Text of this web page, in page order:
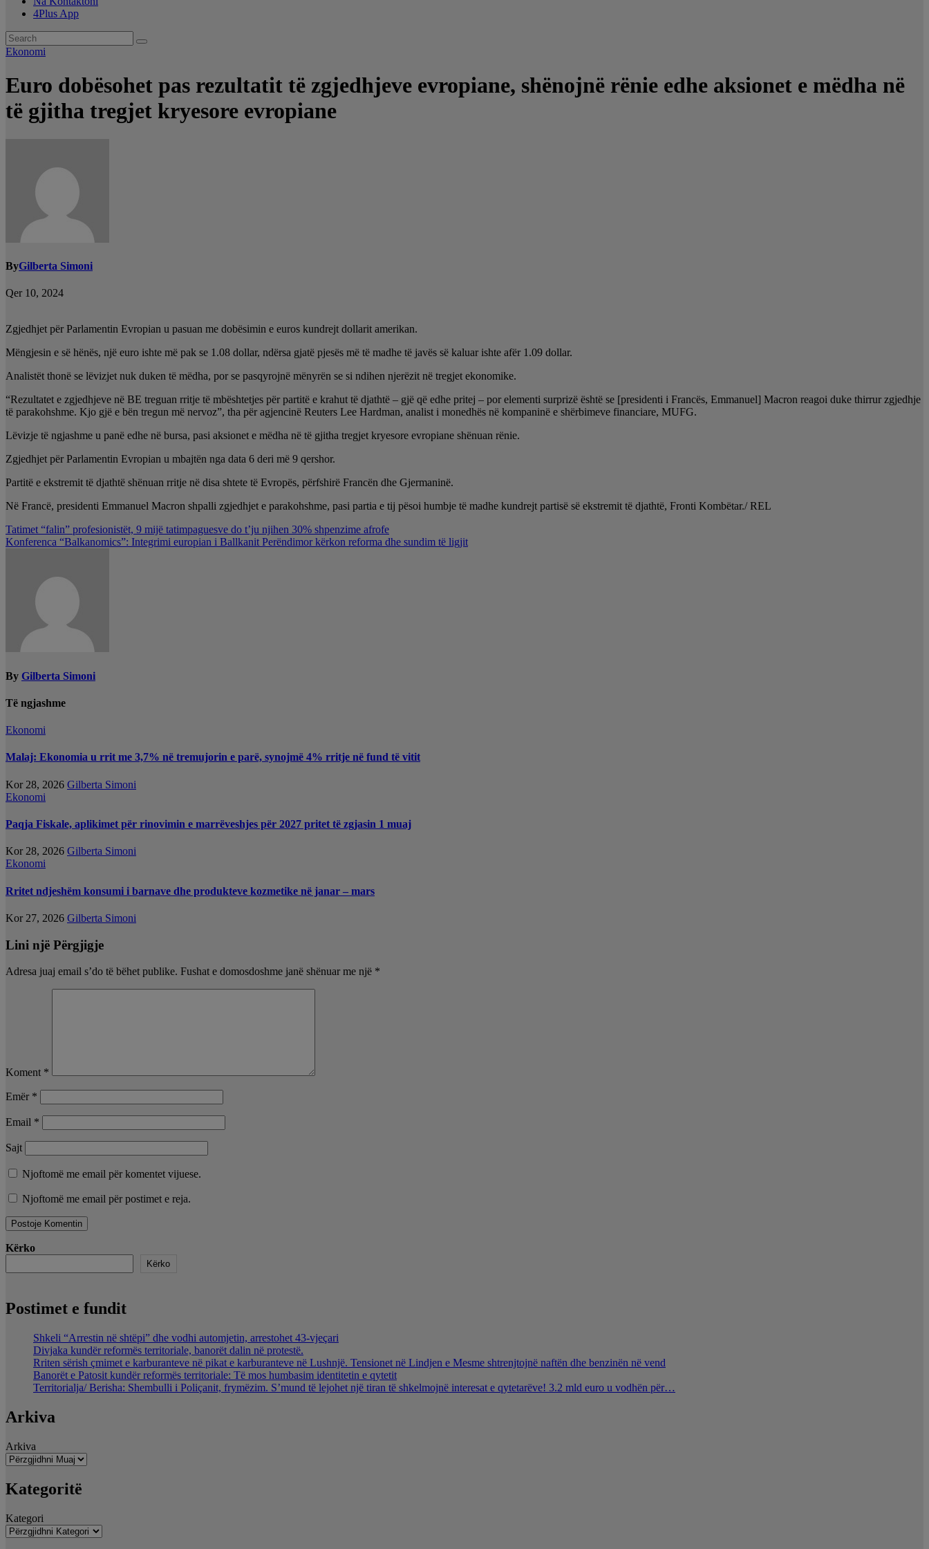
4Plus App
Ekonomi
Euro dobësohet pas rezultatit të zgjedhjeve evropiane, shënojnë rënie edhe aksionet e mëdha në
të gjitha tregjet kryesore evropiane
ByGilberta Simoni
Qer 10, 2024
Zgjedhjet për Parlamentin Evropian u pasuan me dobësimin e euros kundrejt dollarit amerikan.
Mëngjesin e së hënës, një euro ishte më pak se 1.08 dollar, ndërsa gjatë pjesës më të madhe të javës së kaluar ishte afër 1.09 dollar.
Analistët thonë se lëvizjet nuk duken të mëdha, por se pasqyrojnë mënyrën se si ndihen njerëzit në tregjet ekonomike.
“Rezultatet e zgjedhjeve në BE treguan rritje të mbështetjes për partitë e krahut të djathtë – gjë që edhe pritej – por elementi surprizë është se [presidenti i Francës, Emmanuel] Macron reagoi duke thirrur zgjedhje
të parakohshme. Kjo gjë e bën tregun më nervoz”, tha për agjencinë Reuters Lee Hardman, analist i monedhës në kompaninë e shërbimeve financiare, MUFG.
Lëvizje të ngjashme u panë edhe në bursa, pasi aksionet e mëdha në të gjitha tregjet kryesore evropiane shënuan rënie.
Zgjedhjet për Parlamentin Evropian u mbajtën nga data 6 deri më 9 qershor.
Partitë e ekstremit të djathtë shënuan rritje në disa shtete të Evropës, përfshirë Francën dhe Gjermaninë.
Në Francë, presidenti Emmanuel Macron shpalli zgjedhjet e parakohshme, pasi partia e tij pësoi humbje të madhe kundrejt partisë së ekstremit të djathtë, Fronti Kombëtar./ REL
Lëvizje
te
Tatimet “falin” profesionistët, 9 mijë tatimpaguesve do t’ju njihen 30% shpenzime afrofe
Konferenca “Balkanomics”: Integrimi europian i Ballkanit Perëndimor kërkon reforma dhe sundim të ligjit
By Gilberta Simoni
Të ngjashme
Ekonomi
Malaj: Ekonomia u rrit me 3,7% në tremujorin e parë, synojmë 4% rritje në fund të vitit
Kor 28, 2026 Gilberta Simoni
Ekonomi
Paqja Fiskale, aplikimet për rinovimin e marrëveshjes për 2027 pritet të zgjasin 1 muaj
Kor 28, 2026 Gilberta Simoni
Ekonomi
Rritet ndjeshëm konsumi i barnave dhe produkteve kozmetike në janar – mars
Kor 27, 2026 Gilberta Simoni
Lini një Përgjigje
Adresa juaj email s’do të bëhet publike. Fushat e domosdoshme janë shënuar me një *
Koment *
Emër *
Email *
Sajt
Njoftomë me email për komentet vijuese.
Njoftomë me email për postimet e reja.
Kërko
Kërko
Postimet e fundit
Shkeli “Arrestin në shtëpi” dhe vodhi automjetin, arrestohet 43-vjeçari
Divjaka kundër reformës territoriale, banorët dalin në protestë.
Rriten sërish çmimet e karburanteve në pikat e karburanteve në Lushnjë. Tensionet në Lindjen e Mesme shtrenjtojnë naftën dhe benzinën në vend
Banorët e Patosit kundër reformës territoriale: Të mos humbasim identitetin e qytetit
Territorialja/ Berisha: Shembulli i Poliçanit, frymëzim. S’mund të lejohet një tiran të shkelmojnë interesat e qytetarëve! 3.2 mld euro u vodhën për…
Arkiva
Arkiva
Kategoritë
Kategori